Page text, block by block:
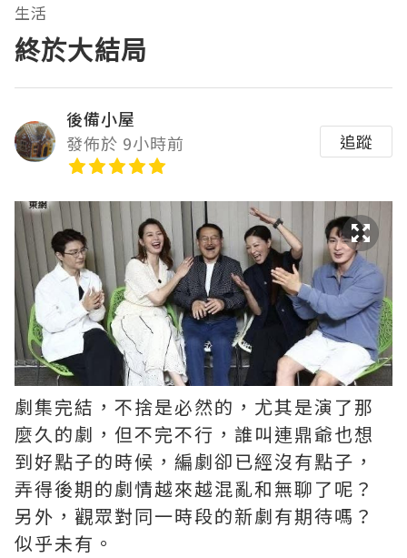
生活
終於大結局
後備小屋
發佈於 9小時前
追蹤
劇集完結，不捨是必然的，尤其是演了那
麼久的劇，但不完不行，誰叫連鼎爺也想
到好點子的時候，編劇卻已經沒有點子，
弄得後期的劇情越來越混亂和無聊了呢？ ​​​
另外，觀眾對同一時段的新劇有期待嗎？
似乎未有。